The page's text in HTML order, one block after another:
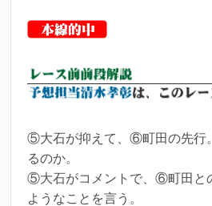
⑤大石が抑えて、⑥町田の先行
るのか。
⑤大石がコメントで、⑥町田と
ようなことを言う。